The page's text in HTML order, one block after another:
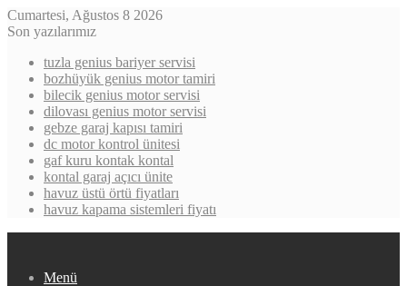
Cumartesi, Ağustos 8 2026
Son yazılarımız
tuzla genius bariyer servisi
bozhüyük genius motor tamiri
bilecik genius motor servisi
dilovası genius motor servisi
gebze garaj kapısı tamiri
dc motor kontrol ünitesi
gaf kuru kontak kontal
kontal garaj açıcı ünite
havuz üstü örtü fiyatları
havuz kapama sistemleri fiyatı
Menü